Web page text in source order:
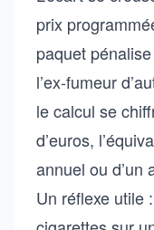
prix
paquet
l’ex-fumeur
le calcul se
d’euros,
annuel ou d’un
Un réflexe utile